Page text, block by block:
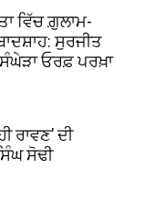
ਵਿੱਚ ਗ਼ੁਲਾਮ-
ਸੁਰਜੀਤ
ਓਰਫ਼ ਪਰਖ਼ਾ
ਰਾਵਣ’ ਦੀ
ਸੋਢੀ